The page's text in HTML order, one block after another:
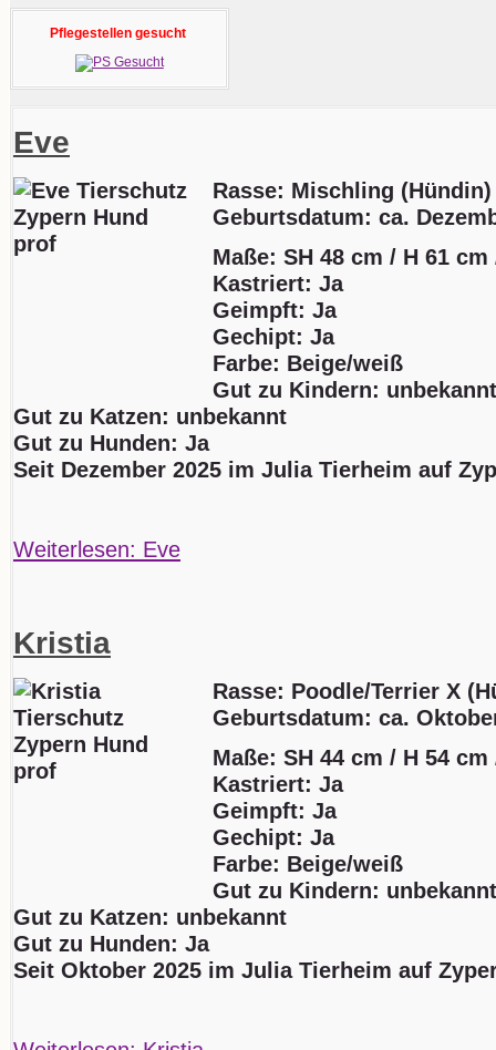
Pflegestellen gesucht
Eve
Rasse: Mischling (Hündin)
Geburtsdatum: ca.
Maße: SH 48 cm / H 61
Kastriert: Ja
Geimpft: Ja
Gechipt: Ja
Farbe: Beige/weiß
Gut zu Kindern: unbekannt
Gut zu Katzen: unbekannt
Gut zu Hunden: Ja
Seit Dezember 2025 im Julia Tierheim auf
Weiterlesen: Eve
Kristia
Rasse: Poodle/Terrier X
Geburtsdatum: ca.
Maße: SH 44 cm / H 54
Kastriert: Ja
Geimpft: Ja
Gechipt: Ja
Farbe: Beige/weiß
Gut zu Kindern: unbekannt
Gut zu Katzen: unbekannt
Gut zu Hunden: Ja
Seit Oktober 2025 im Julia Tierheim auf